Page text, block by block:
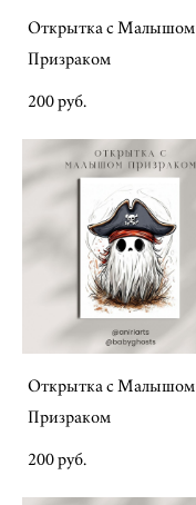
Открытка с Малышом
Призраком
200 pуб.
Открытка с Малышом
Призраком
200 pуб.